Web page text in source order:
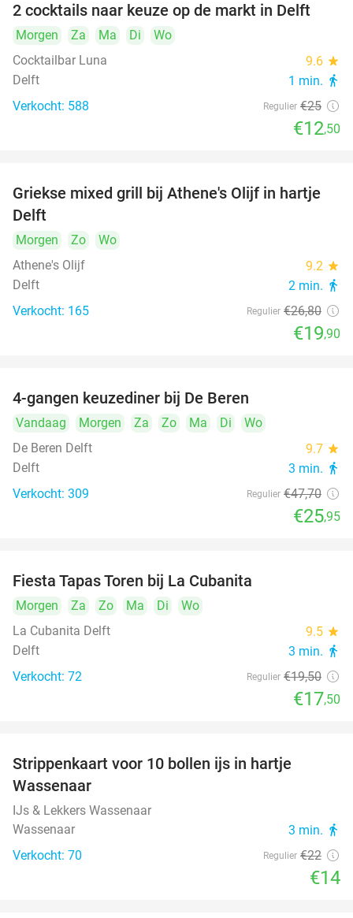
50%
2 cocktails naar keuze op de markt in Delft
Morgen Za Ma Di
Wo
Cocktailbar Luna
9.6 star
Delft 1 min. directions_walk
Verkocht: 588 Regulier €25
€12,50
26%
Griekse mixed grill bij Athene's Olijf in hartje
Delft
Morgen Zo
Wo
Athene's Olijf
9.2 star
Delft 2 min. directions_walk
Verkocht: 165 Regulier €26,80
€19,90
4-gangen keuzediner bij De Beren
Vandaag Morgen Za Zo Ma Di
Wo
De Beren Delft
9.7 star
Delft 3 min. directions_walk
Verkocht: 309 Regulier €47,70
€25,95
Fiesta Tapas Toren bij La Cubanita
Morgen Za Zo Ma Di
Wo
La Cubanita Delft
9.5 star
Delft 3 min. directions_walk
Verkocht: 72 Regulier €19,50
€17,50
Strippenkaart voor 10 bollen ijs in hartje
Wassenaar
IJs & Lekkers Wassenaar
Wassenaar
3 min. directions_walk
Verkocht: 70 Regulier €22
€14